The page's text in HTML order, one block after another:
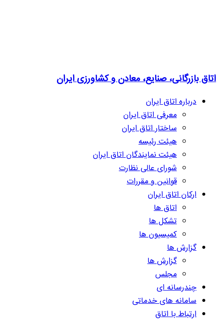
اتاق بازرگانی، صنایع، معادن و کشاورزی ایران
درباره اتاق ایران
معرفی اتاق ایران
ساختار اتاق ایران
هیئت رئیسه
هیئت نمایندگان اتاق ایران
شورای عالی نظارت
قوانین و مقررات
ارکان اتاق ایران
اتاق ها
تشکل ها
کمیسیون ها
گزارش ها
گزارش ها
مجلس
چندرسانه ای
سامانه های خدماتی
ارتباط با اتاق